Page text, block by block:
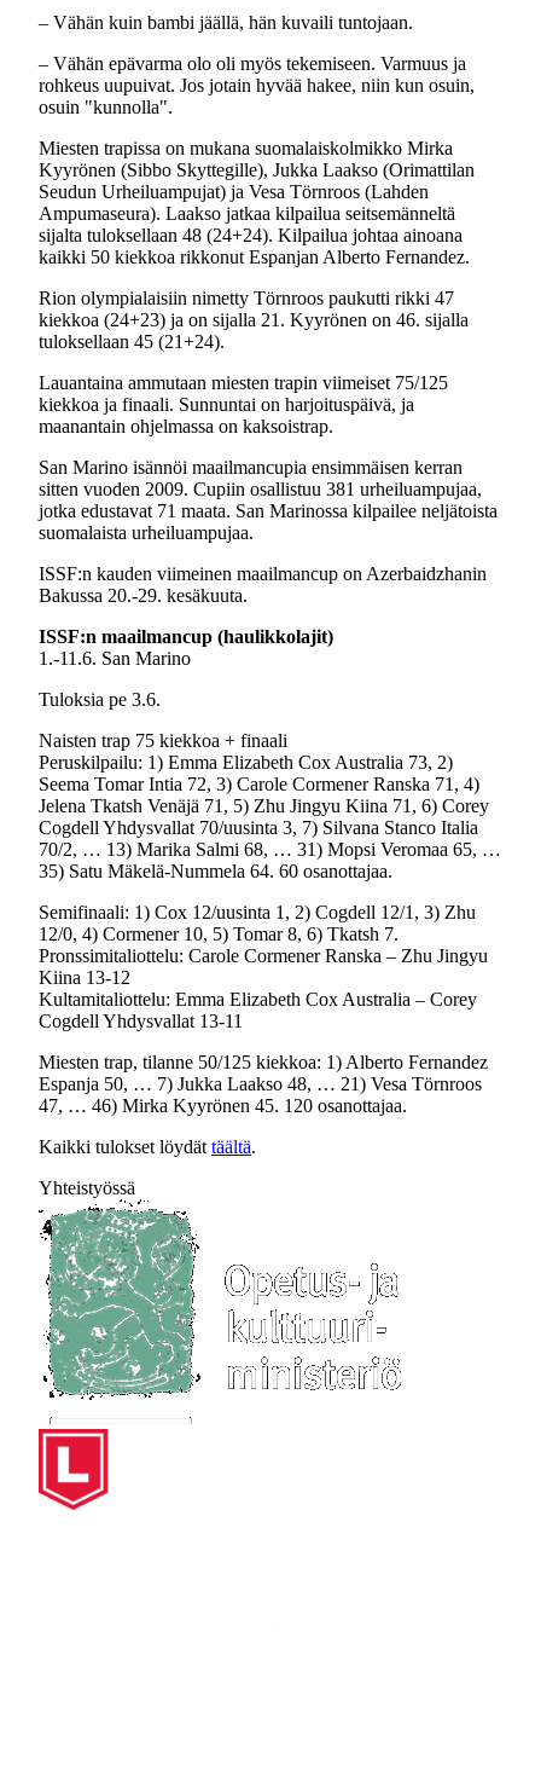
– Vähän kuin bambi jäällä, hän kuvaili tuntojaan.
– Vähän epävarma olo oli myös tekemiseen. Varmuus ja
rohkeus uupuivat. Jos jotain hyvää hakee, niin kun osuin,
osuin "kunnolla".
Miesten trapissa on mukana suomalaiskolmikko Mirka
Kyyrönen (Sibbo Skyttegille), Jukka Laakso (Orimattilan
Seudun Urheiluampujat) ja Vesa Törnroos (Lahden
Ampumaseura). Laakso jatkaa kilpailua seitsemänneltä
sijalta tuloksellaan 48 (24+24). Kilpailua johtaa ainoana
kaikki 50 kiekkoa rikkonut Espanjan Alberto Fernandez.
Rion olympialaisiin nimetty Törnroos paukutti rikki 47
kiekkoa (24+23) ja on sijalla 21. Kyyrönen on 46. sijalla
tuloksellaan 45 (21+24).
Lauantaina ammutaan miesten trapin viimeiset 75/125
kiekkoa ja finaali. Sunnuntai on harjoituspäivä, ja
maanantain ohjelmassa on kaksoistrap.
San Marino isännöi maailmancupia ensimmäisen kerran
sitten vuoden 2009. Cupiin osallistuu 381 urheiluampujaa,
jotka edustavat 71 maata. San Marinossa kilpailee neljätoista
suomalaista urheiluampujaa.
ISSF:n kauden viimeinen maailmancup on Azerbaidzhanin
Bakussa 20.-29. kesäkuuta.
ISSF:n maailmancup (haulikkolajit)
1.-11.6. San Marino
Tuloksia pe 3.6.
Naisten trap 75 kiekkoa + finaali
Peruskilpailu: 1) Emma Elizabeth Cox Australia 73, 2)
Seema Tomar Intia 72, 3) Carole Cormener Ranska 71, 4)
Jelena Tkatsh Venäjä 71, 5) Zhu Jingyu Kiina 71, 6) Corey
Cogdell Yhdysvallat 70/uusinta 3, 7) Silvana Stanco Italia
70/2, … 13) Marika Salmi 68, … 31) Mopsi Veromaa 65, …
35) Satu Mäkelä-Nummela 64. 60 osanottajaa.
Semifinaali: 1) Cox 12/uusinta 1, 2) Cogdell 12/1, 3) Zhu
12/0, 4) Cormener 10, 5) Tomar 8, 6) Tkatsh 7.
Pronssimitaliottelu: Carole Cormener Ranska – Zhu Jingyu
Kiina 13-12
Kultamitaliottelu: Emma Elizabeth Cox Australia – Corey
Cogdell Yhdysvallat 13-11
Miesten trap, tilanne 50/125 kiekkoa: 1) Alberto Fernandez
Espanja 50, … 7) Jukka Laakso 48, … 21) Vesa Törnroos
47, … 46) Mirka Kyyrönen 45. 120 osanottajaa.
Kaikki tulokset löydät täältä.
Yhteistyössä